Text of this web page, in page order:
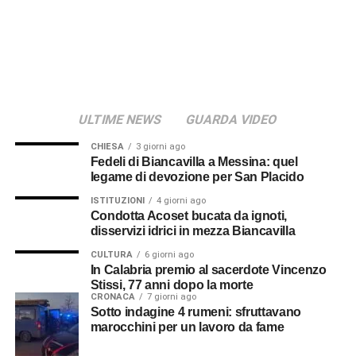
intitolare ad Ambrogi»
Per il sindaco Antonio Bonanno, la figura del militare di
origini biancavillesi va conosciuta e onorata. «Avanzo
pubblicamente – ha detto – la proposta di intitolare una
via o una piazza di Biancavilla a Federico Ambrogi. Non
pagine di un libro, per quanto prezioso. Dobbiamo
scolpirlo nella pietra delle nostre strade, perché ogni
giorno i nostri giovani possano chiedersi chi fosse
quell’uomo e imparare a onorare il valore del sacrificio
per la libertà».
ULTIME NEWS GUARDA VIDEO
CHIESA 3 giorni ago
Fedeli di Biancavilla a Messina: quel
legame di devozione per San Placido
ISTITUZIONI 4 giorni ago
Condotta Acoset bucata da ignoti,
disservizi idrici in mezza Biancavilla
CULTURA 6 giorni ago
In Calabria premio al sacerdote Vincenzo
Stissi, 77 anni dopo la morte
CRONACA 7 giorni ago
Sotto indagine 4 rumeni: sfruttavano
marocchini per un lavoro da fame